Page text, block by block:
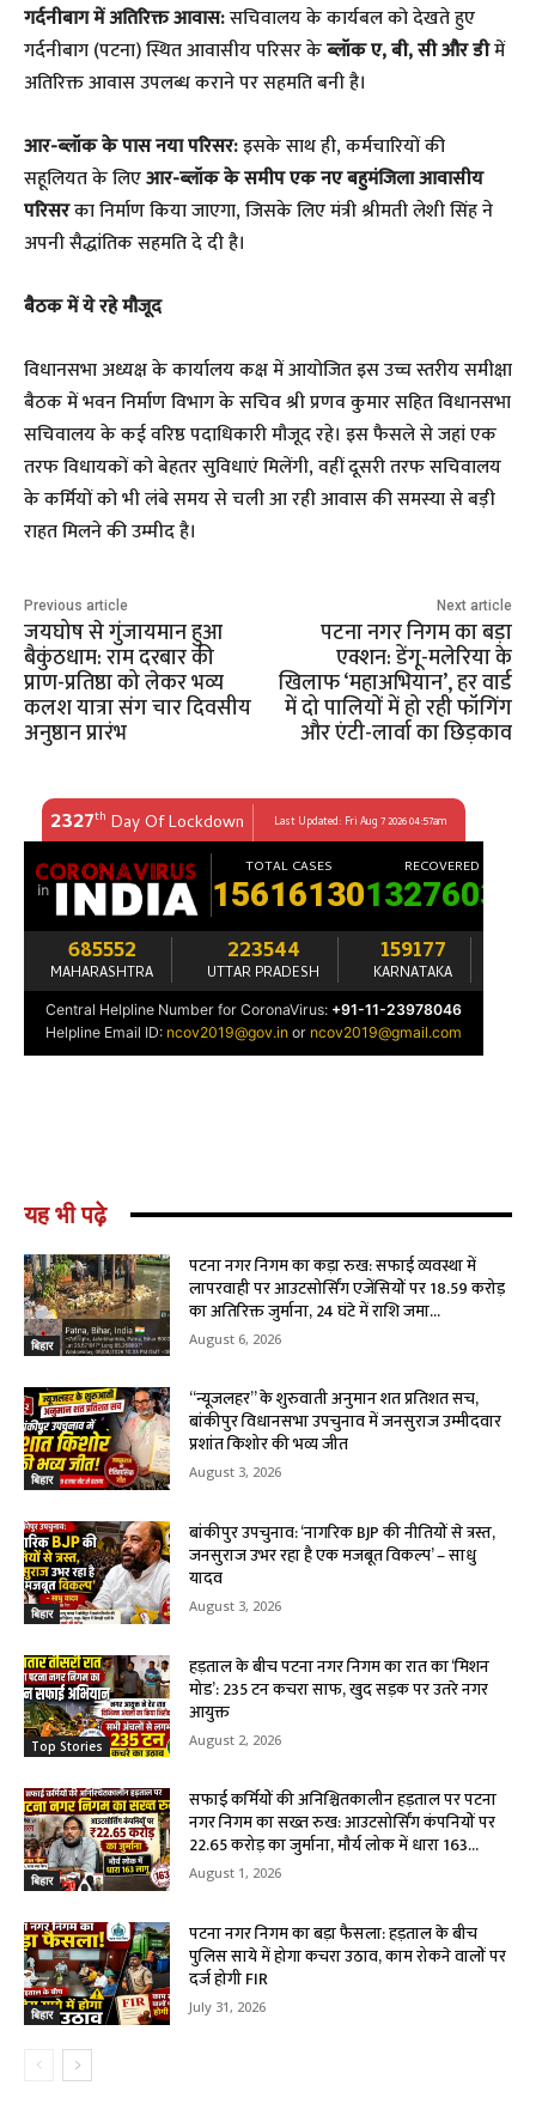
गर्दनीबाग में अतिरिक्त आवास:सचिवालय के कार्यबल को देखते हुए
गर्दनीबाग (पटना) स्थित आवासीय परिसर केब्लॉक ए, बी, सी और डीमें
अतिरिक्त आवास उपलब्ध कराने पर सहमति बनी है।
आर-ब्लॉक के पास नया परिसर:इसके साथ ही, कर्मचारियों की
सहूलियत के लिएआर-ब्लॉक के समीप एक नए बहुमंजिला आवासीय
परिसरका निर्माण किया जाएगा, जिसके लिए मंत्री श्रीमती लेशी सिंह ने
अपनी सैद्धांतिक सहमति दे दी है।
बैठक में ये रहे मौजूद
​विधानसभा अध्यक्ष के कार्यालय कक्ष में आयोजित इस उच्च स्तरीय समीक्षा
बैठक में भवन निर्माण विभाग के सचिव श्री प्रणव कुमार सहित विधानसभा
सचिवालय के कई वरिष्ठ पदाधिकारी मौजूद रहे। इस फैसले से जहां एक
तरफ विधायकों को बेहतर सुविधाएं मिलेंगी, वहीं दूसरी तरफ सचिवालय
के कर्मियों को भी लंबे समय से चली आ रही आवास की समस्या से बड़ी
राहत मिलने की उम्मीद है।
Previous article
जयघोष से गुंजायमान हुआ
बैकुंठधाम: राम दरबार की
प्राण-प्रतिष्ठा को लेकर भव्य
कलश यात्रा संग चार दिवसीय
अनुष्ठान प्रारंभ
Next article
पटना नगर निगम का बड़ा
एक्शन: डेंगू-मलेरिया के
खिलाफ ‘महाअभियान’, हर वार्ड
में दो पालियों में हो रही फॉगिंग
और एंटी-लार्वा का छिड़काव
यह भी पढ़े
बिहार
पटना नगर निगम का कड़ा रुख: सफाई व्यवस्था में
लापरवाही पर आउटसोर्सिंग एजेंसियों पर ₹18.59 करोड़
का अतिरिक्त जुर्माना, 24 घंटे में राशि जमा...
August 6, 2026
बिहार
“न्यूजलहर” के शुरुवाती अनुमान शत प्रतिशत सच,
बांकीपुर विधानसभा उपचुनाव में जनसुराज उम्मीदवार
प्रशांत किशोर की भव्य जीत
August 3, 2026
बिहार
बांकीपुर उपचुनाव: ‘नागरिक BJP की नीतियों से त्रस्त,
जनसुराज उभर रहा है एक मजबूत विकल्प’ – साधु
यादव
August 3, 2026
Top Stories
हड़ताल के बीच पटना नगर निगम का रात का ‘मिशन
मोड’: 235 टन कचरा साफ, खुद सड़क पर उतरे नगर
आयुक्त
August 2, 2026
बिहार
सफाई कर्मियों की अनिश्चितकालीन हड़ताल पर पटना
नगर निगम का सख्त रुख: आउटसोर्सिंग कंपनियों पर
₹22.65 करोड़ का जुर्माना, मौर्य लोक में धारा 163...
August 1, 2026
बिहार
पटना नगर निगम का बड़ा फैसला: हड़ताल के बीच
पुलिस साये में होगा कचरा उठाव, काम रोकने वालों पर
दर्ज होगी FIR
July 31, 2026